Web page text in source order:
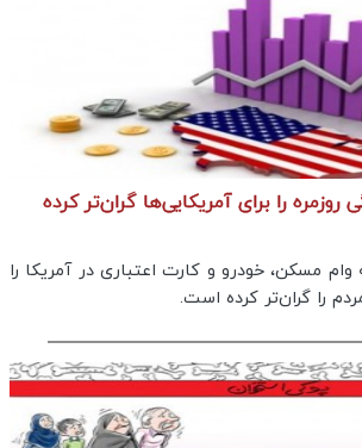
روزمره را برای آمریکایی‌ها گران‌تر کرده
مسکن، خودرو و کارت اعتباری در آمریکا را
را گران‌تر کرده است.